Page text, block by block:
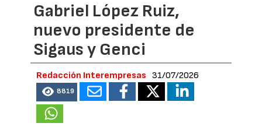
Gabriel López Ruiz,
nuevo presidente de
Sigaus y Genci
Redacción Interempresas 31/07/2026
8819